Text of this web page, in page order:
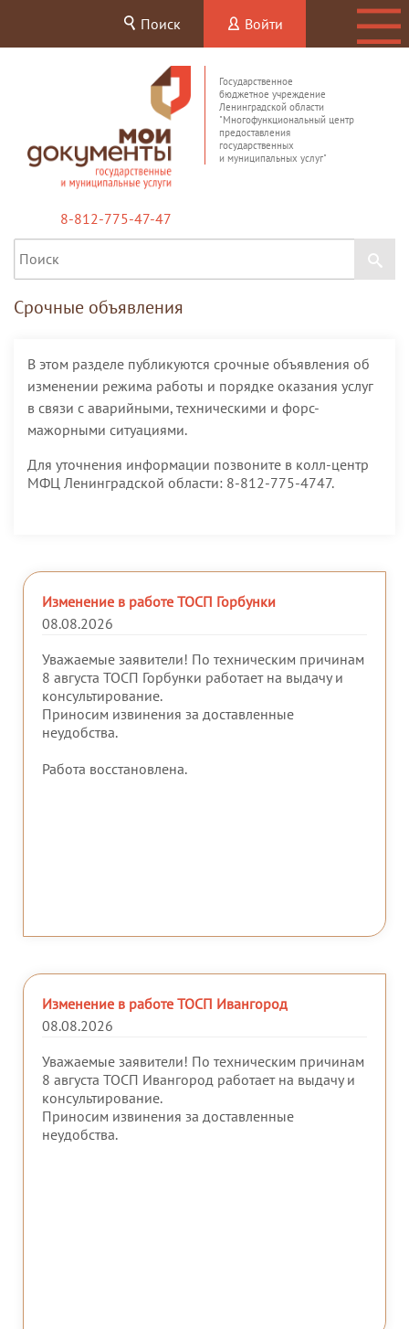
Поиск Войти
Государственное
бюджетное учреждение
Ленинградской области
"Многофункциональный центр
предоставления
государственных
и муниципальных услуг"
8-812-775-47-47
Срочные объявления
В этом разделе публикуются срочные объявления об
изменении режима работы и порядке оказания услуг
в связи с аварийными, техническими и форс-
мажорными ситуациями.
Для уточнения информации позвоните в колл-центр
МФЦ Ленинградской области: 8-812-775-4747.
Изменение в работе ТОСП Горбунки
08.08.2026
Уважаемые заявители! По техническим причинам
8 августа ТОСП Горбунки работает на выдачу и
консультирование.
Приносим извинения за доставленные
неудобства.
Работа восстановлена.
Изменение в работе ТОСП Ивангород
08.08.2026
Уважаемые заявители! По техническим причинам
8 августа ТОСП Ивангород работает на выдачу и
консультирование.
Приносим извинения за доставленные
неудобства.